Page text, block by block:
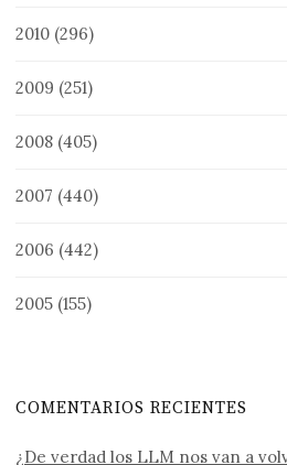
2010 (296)
2009 (251)
2008 (405)
2007 (440)
2006 (442)
2005 (155)
COMENTARIOS RECIENTES
¿De verdad los LLM nos van a